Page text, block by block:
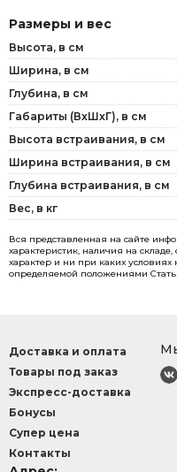
Размеры и вес
Высота, в см
Ширина, в см
Глубина, в см
Габариты (ВxШxГ), в см
Высота встраивания, в см
Ширина встраивания, в см
Глубина встраивания, в см
Вес, в кг
Вся представленная на сайте
характеристик, наличия на
характер и ни при каких
определяемой положениями
Доставка и оплата
Товары под заказ
Экспресс-доставка
Бонусы
Супер цена
Контакты